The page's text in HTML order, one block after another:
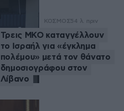
ΚΟΣΜΟΣ54 λ. πριν
Τρεις ΜΚΟ καταγγέλλουν
το Ισραήλ για «έγκλημα
πολέμου» μετά τον θάνατο
δημοσιογράφου στον
Λίβανο